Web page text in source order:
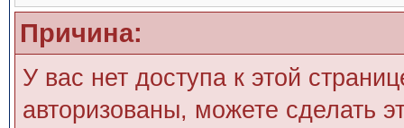
Причина:
У вас нет доступа к этой
авторизованы, можете сделать